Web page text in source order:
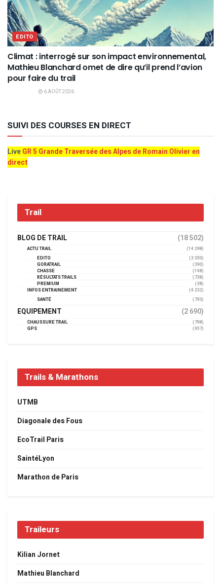
EDITO
Climat : interrogé sur son impact environnemental,
Mathieu Blanchard omet de dire qu’il prend l’avion
pour faire du trail
6 AOÛT 2026
SUIVI DES COURSES EN DIRECT
LiveGR 5 Grande Traversée des Alpes de Romain Olivier en
direct
Trail
BLOG DE TRAIL (18 502)
ACTU TRAIL
(14 298)
EDITO
(3 350)
GORATRAIL
(390)
CHASSE
(148)
RÉSULTATS TRAILS
(738)
PREMIUM
(38)
INFOS ENTRAINEMENT
(4 232)
SANTÉ
(793)
EQUIPEMENT (2 690)
CHAUSSURE TRAIL
(798)
GPS
(957)
Trails & Marathons
UTMB
Diagonale des Fous
EcoTrail Paris
SaintéLyon
Marathon de Paris
Traileurs
Kilian Jornet
Mathieu Blanchard